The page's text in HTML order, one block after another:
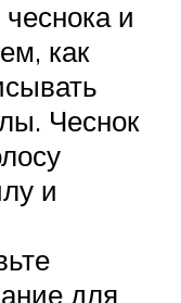
чеснока и
как
Чеснок
и
для